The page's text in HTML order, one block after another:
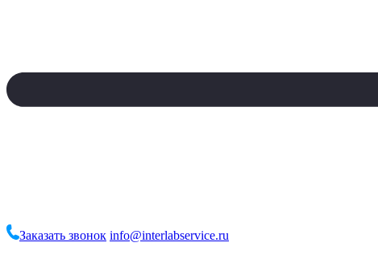
Заказать звонок info@interlabservice.ru